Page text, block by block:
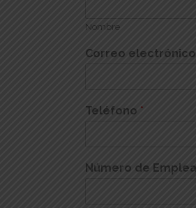
Nombre
Correo electrónico
Teléfono *
Número de